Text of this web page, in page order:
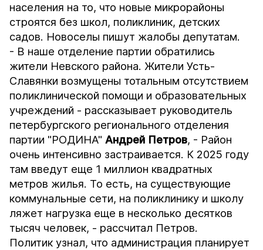
населения на то, что новые микрорайоны
строятся без школ, поликлиник, детских
садов. Новоселы пишут жалобы депутатам.
- В наше отделение партии обратились
жители Невского района. Жители Усть-
Славянки возмущены тотальным отсутствием
поликлинической помощи и образовательных
учреждений - рассказывает руководитель
петербургского регионального отделения
партии "РОДИНА"Андрей Петров, - Район
очень интенсивно застраивается. К 2025 году
там введут еще 1 миллион квадратных
метров жилья. То есть, на существующие
коммунальные сети, на поликлинику и школу
ляжет нагрузка еще в несколько десятков
тысяч человек, - рассчитал Петров.
Политик узнал, что администрация планирует